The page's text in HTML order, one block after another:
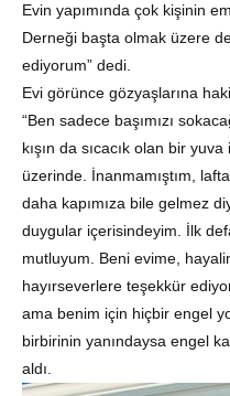
Evin yapımında çok kişinin
Derneği başta olmak üzere
ediyorum” dedi.
Evi görünce gözyaşlarına
“Ben sadece başımızı
kışın da sıcacık olan bir
üzerinde. İnanmamıştım,
daha kapımıza bile gelmez
duygular içerisindeyim. İlk
mutluyum. Beni evime,
hayırseverlere teşekkür
ama benim için hiçbir engel
birbirinin yanındaysa engel
aldı.